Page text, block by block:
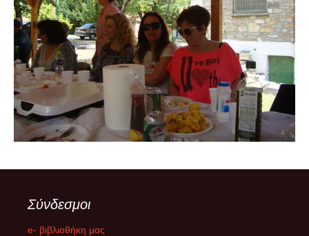
Σύνδεσμοι
e- βιβλιοθήκη μας